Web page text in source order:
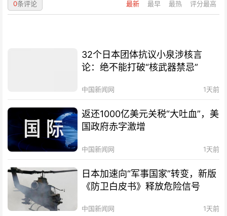
最新 最早 最热 评分最高
0条评论
32个日本团体抗议小泉涉核言
论：绝不能打破“核武器禁忌”
中国新闻网 1天前
返还1000亿美元关税“大吐血”，美
国政府赤字激增
中国新闻网 1天前
日本加速向“军事国家”转变，新版
《防卫白皮书》释放危险信号
中国新闻网 1天前